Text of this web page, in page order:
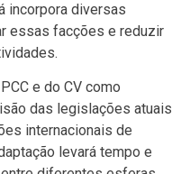
incorpora diversas
essas facções e reduzir
e do CV como
das legislações atuais
internacionais de
levará tempo e